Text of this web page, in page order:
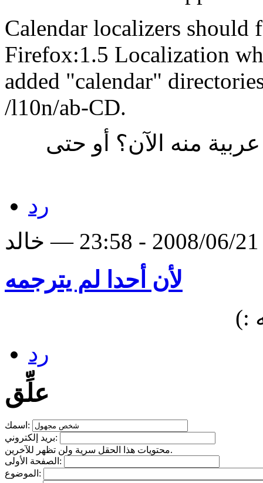
Calendar localizers
Firefox:1.5 Localization
added "calendar"
/l10n/ab-CD.
منه الآن؟ أو حتى
رد
لأن أحدا لم يترجمه
:)
رد
علِّق
اسمك:
بريد إلكتروني:
محتويات هذا الحقل سرية ولن تظهر للآخرين.
الصفحة الأولى:
الموضوع: